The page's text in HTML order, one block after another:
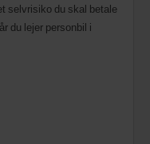
selvrisiko du skal betale
du lejer personbil i